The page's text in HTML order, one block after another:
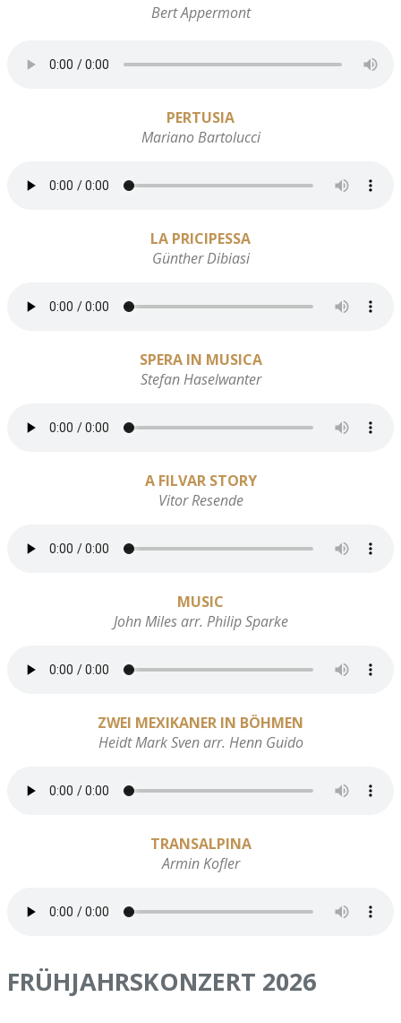
Bert Appermont
PERTUSIA
Mariano Bartolucci
LA PRICIPESSA
Günther Dibiasi
SPERA IN MUSICA
Stefan Haselwanter
A FILVAR STORY
Vitor Resende
MUSIC
John Miles arr. Philip Sparke
ZWEI MEXIKANER IN BÖHMEN
Heidt Mark Sven arr. Henn Guido
TRANSALPINA
Armin Kofler
FRÜHJAHRSKONZERT 2026